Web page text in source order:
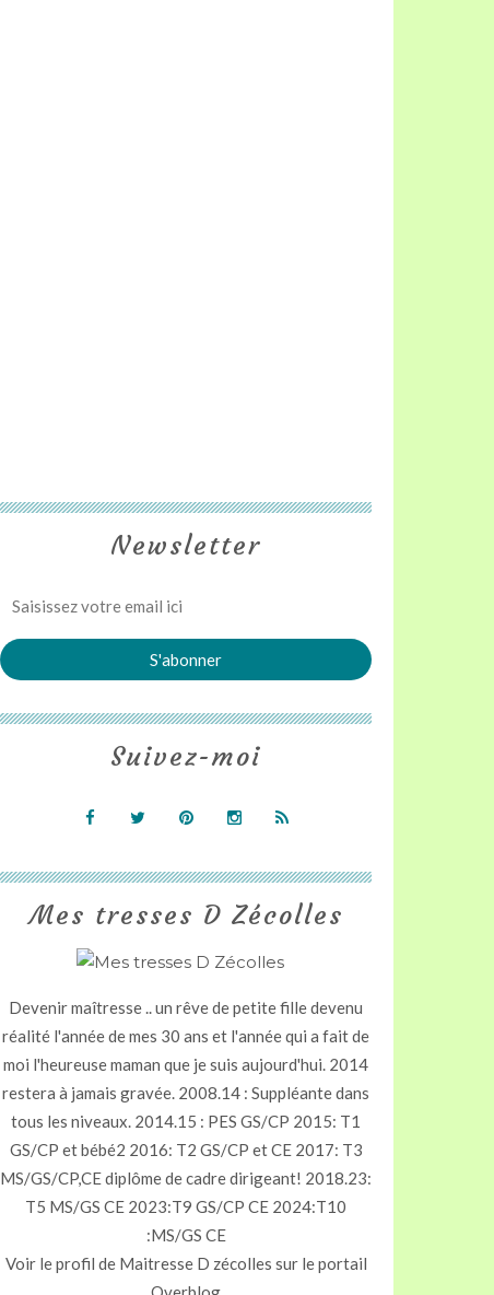
Newsletter
Mes tresses D Zécolles
Devenir maîtresse .. un rêve de petite fille devenu
réalité l'année de mes 30 ans et l'année qui a fait de
moi l'heureuse maman que je suis aujourd'hui. 2014
restera à jamais gravée. 2008.14 : Suppléante dans
tous les niveaux. 2014.15 : PES GS/CP 2015: T1
GS/CP et bébé2 2016: T2 GS/CP et CE 2017: T3
MS/GS/CP,CE diplôme de cadre dirigeant! 2018.23:
T5 MS/GS CE 2023:T9 GS/CP CE 2024:T10
:MS/GS CE
Voir le profil de Maitresse D zécolles sur le portail
Suivez-moi